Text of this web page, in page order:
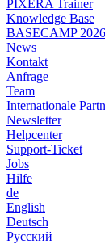
PIXERA Trainer
Knowledge Base
BASECAMP
News
Kontakt
Anfrage
Team
Internationale
Newsletter
Helpcenter
Support-Ticket
Jobs
Hilfe
de
English
Deutsch
Pусский